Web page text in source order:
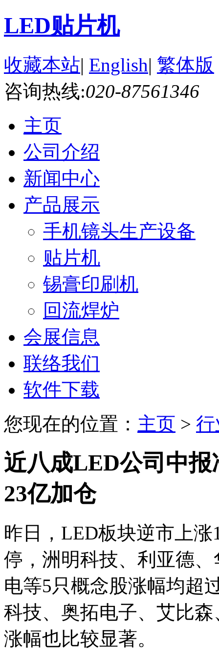
LED贴片机
收藏本站| English| 繁体版
咨询热线:020-87561346
主页
公司介绍
新闻中心
产品展示
手机镜头生产设备
贴片机
锡膏印刷机
回流焊炉
会展信息
联络我们
软件下载
您现在的位置： 主页 >
近八成LED公司中
23亿加仓
昨日，LED板块逆市上
停，洲明科技、利亚德
电等5只概念股涨幅均超
科技、奥拓电子、艾比
涨幅也比较显著。